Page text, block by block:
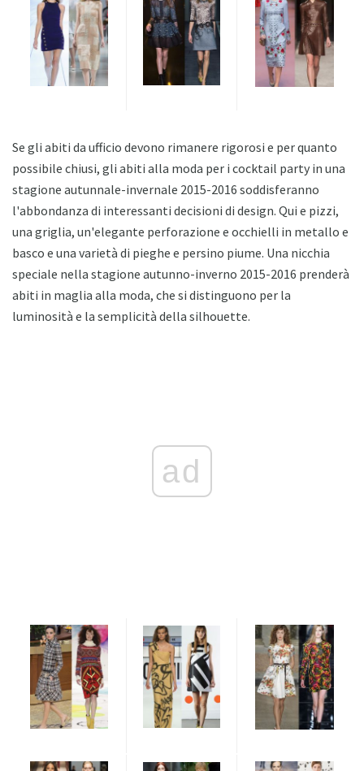
Se gli abiti da ufficio devono rimanere rigorosi e per quanto
possibile chiusi, gli abiti alla moda per i cocktail party in una
stagione autunnale-invernale 2015-2016 soddisferanno
l'abbondanza di interessanti decisioni di design. Qui e pizzi,
una griglia, un'elegante perforazione e occhielli in metallo e
basco e una varietà di pieghe e persino piume. Una nicchia
speciale nella stagione autunno-inverno 2015-2016 prenderà
abiti in maglia alla moda, che si distinguono per la
luminosità e la semplicità della silhouette.
ad